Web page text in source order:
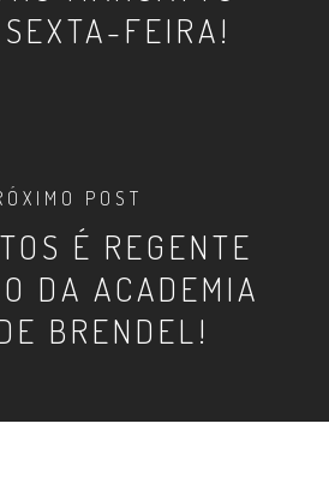
FEIRA!
POST
É REGENTE
DA ACADEMIA
BRENDEL!